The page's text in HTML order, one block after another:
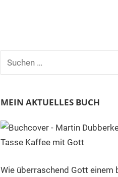
Suchen
nach:
MEIN AKTUELLES BUCH
Wie überraschend Gott einem